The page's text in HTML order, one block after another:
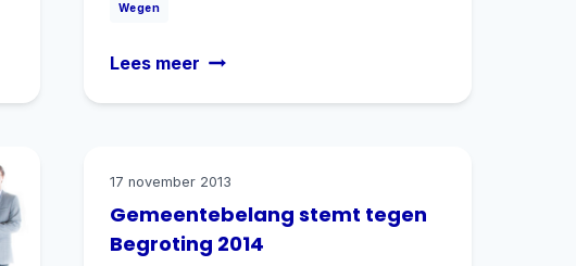
Wegen
Lees meerBijdrage
Gemeentebelang stemt tegen
Begroting 2014
17 november 2013